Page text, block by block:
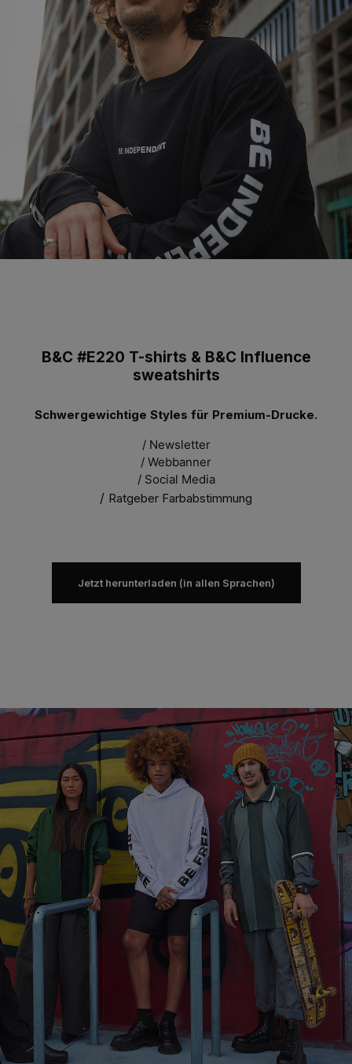
B&C #E220 T-shirts & B&C Influence
sweatshirts
Schwergewichtige Styles für Premium-Drucke.
/ Newsletter
/ Webbanner
/ Social Media
/ Ratgeber Farbabstimmung
Jetzt herunterladen (in allen Sprachen)